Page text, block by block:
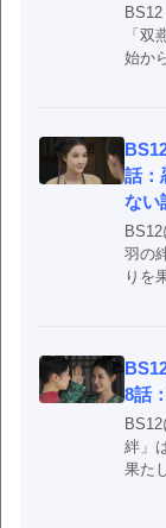
「双
始か
話：
ない
羽の
りを
8話
絆」
果た